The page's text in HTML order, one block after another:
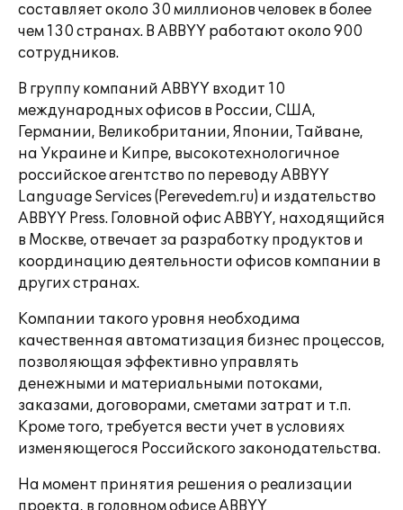
составляет около 30 миллионов человек в более
чем 130 странах. В ABBYY работают около 900
сотрудников.
В группу компаний ABBYY входит 10
международных офисов в России, США,
Германии, Великобритании, Японии, Тайване,
на Украине и Кипре, высокотехнологичное
российское агентство по переводу ABBYY
Language Services (Perevedem.ru) и издательство
ABBYY Press. Головной офис ABBYY, находящийся
в Москве, отвечает за разработку продуктов и
координацию деятельности офисов компании в
других странах.
Компании такого уровня необходима
качественная автоматизация бизнес процессов,
позволяющая эффективно управлять
денежными и материальными потоками,
заказами, договорами, сметами затрат и т.п.
Кроме того, требуется вести учет в условиях
изменяющегося Российского законодательства.
На момент принятия решения о реализации
проекта, в головном офисе ABBYY